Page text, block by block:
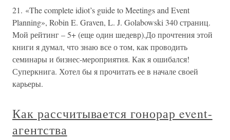
21. «The complete idiot’s guide to Meetings and Event
Planning», Robin E. Graven, L. J. Golabowski 340 страниц.
Мой рейтинг – 5+ (еще один шедевр).До прочтения этой
книги я думал, что знаю все о том, как проводить
семинары и бизнес-мероприятия. Как я ошибался!
Суперкнига. Хотел бы я прочитать ее в начале своей
карьеры.
Как рассчитывается гонорар event-
агентства